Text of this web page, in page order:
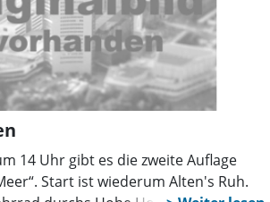
14 Uhr gibt es die zweite Auflage
Start ist wiederum Alten's Ruh.